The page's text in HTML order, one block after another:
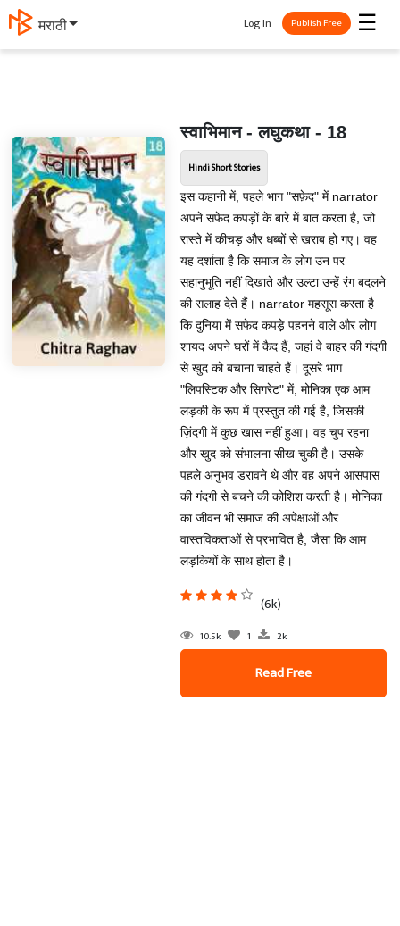
मराठी ☰
Log In Publish Free
स्वाभिमान - लघुकथा - 18
Hindi Short Stories
इस कहानी में, पहले भाग "सफ़ेद" में narrator
अपने सफेद कपड़ों के बारे में बात करता है, जो
रास्ते में कीचड़ और धब्बों से खराब हो गए। वह
यह दर्शाता है कि समाज के लोग उन पर
सहानुभूति नहीं दिखाते और उल्टा उन्हें रंग बदलने
की सलाह देते हैं। narrator महसूस करता है
कि दुनिया में सफेद कपड़े पहनने वाले और लोग
शायद अपने घरों में कैद हैं, जहां वे बाहर की गंदगी
से खुद को बचाना चाहते हैं। दूसरे भाग
"लिपस्टिक और सिगरेट" में, मोनिका एक आम
लड़की के रूप में प्रस्तुत की गई है, जिसकी
ज़िंदगी में कुछ खास नहीं हुआ। वह चुप रहना
और खुद को संभालना सीख चुकी है। उसके
पहले अनुभव डरावने थे और वह अपने आसपास
की गंदगी से बचने की कोशिश करती है। मोनिका
का जीवन भी समाज की अपेक्षाओं और
वास्तविकताओं से प्रभावित है, जैसा कि आम
लड़कियों के साथ होता है।
(6k)
10.5k 1 2k
Read Free